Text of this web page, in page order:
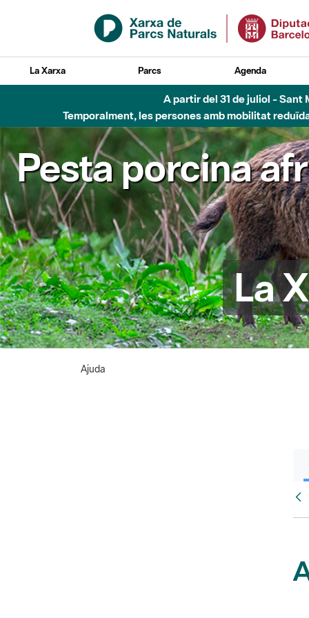
Salta al contingut principal
La Xarxa Parcs Agenda
A partir del 31 de juliol -
Temporalment, les persones amb mobilitat
Pesta porcina
La
Ajuda